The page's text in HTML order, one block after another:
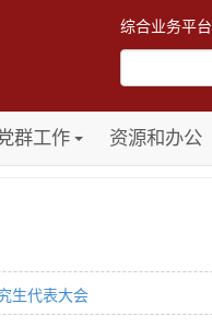
综合业务平台
群工作 资源和办公
生代表大会